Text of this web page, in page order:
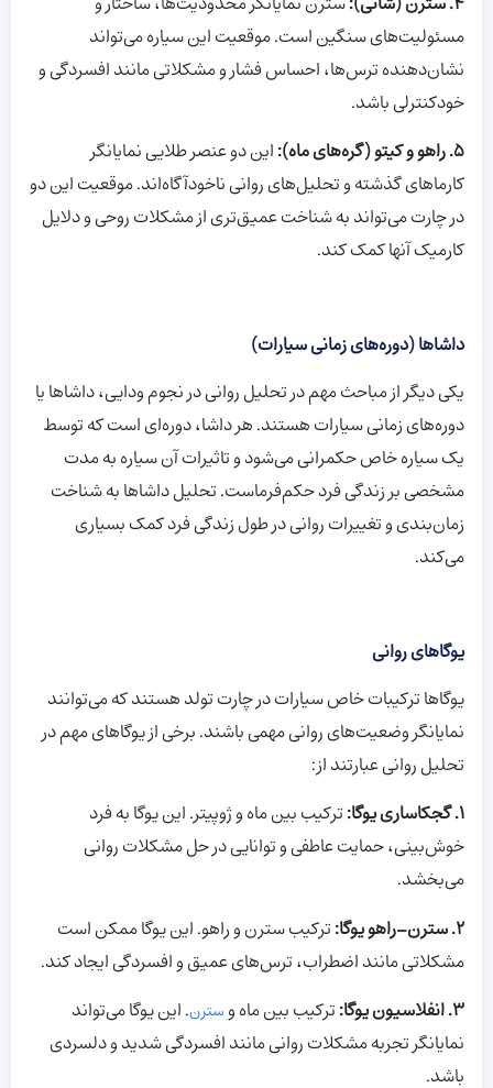
مسئولیت‌های سنگین است. موقعیت این سیاره می‌تواند
نشان‌دهنده ترس‌ها، احساس فشار و مشکلاتی مانند افسردگی و
خودکنترلی باشد.
5. راهو و کیتو (گره‌های ماه):
این دو عنصر طلایی نمایانگر
کارماهای گذشته و تحلیل‌های روانی ناخودآگاه‌اند. موقعیت این دو
در چارت می‌تواند به شناخت عمیق‌تری از مشکلات روحی و دلایل
کارمیک آنها کمک کند.
داشاها (دوره‌های زمانی سیارات)
یکی دیگر از مباحث مهم در تحلیل روانی در نجوم ودایی، داشاها یا
دوره‌های زمانی سیارات هستند. هر داشا، دوره‌ای است که توسط
یک سیاره خاص حکمرانی می‌شود و تاثیرات آن سیاره به مدت
مشخصی بر زندگی فرد حکم‌فرماست. تحلیل داشاها به شناخت
زمان‌بندی و تغییرات روانی در طول زندگی فرد کمک بسیاری
می‌کند.
یوگاهای روانی
یوگاها ترکیبات خاص سیارات در چارت تولد هستند که می‌توانند
نمایانگر وضعیت‌های روانی مهمی باشند. برخی از یوگاهای مهم در
تحلیل روانی عبارتند از:
1. گجکاساری یوگا:
ترکیب بین ماه و ژوپیتر. این یوگا به فرد
خوش‌بینی، حمایت عاطفی و توانایی در حل مشکلات روانی
می‌بخشد.
2. سترن-راهو یوگا:
ترکیب سترن و راهو. این یوگا ممکن است
مشکلاتی مانند اضطراب، ترس‌های عمیق و افسردگی ایجاد کند.
3. انفلاسیون یوگا:
ترکیب بین ماه وسترن. این یوگا می‌تواند
نمایانگر تجربه مشکلات روانی مانند افسردگی شدید و دلسردی
باشد.